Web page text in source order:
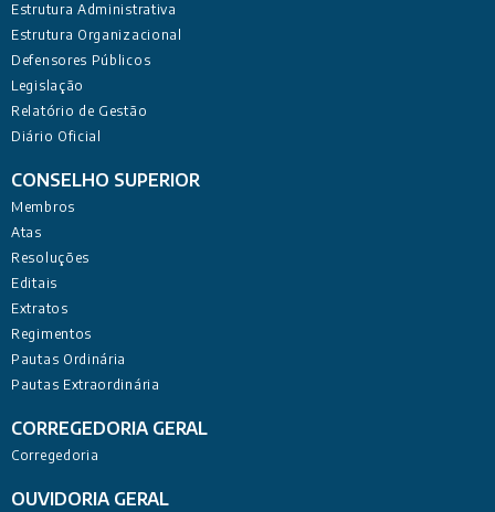
Estrutura Administrativa
Estrutura Organizacional
Defensores Públicos
Legislação
Relatório de Gestão
Diário Oficial
CONSELHO SUPERIOR
Membros
Atas
Resoluções
Editais
Extratos
Regimentos
Pautas Ordinária
Pautas Extraordinária
CORREGEDORIA GERAL
Corregedoria
OUVIDORIA GERAL